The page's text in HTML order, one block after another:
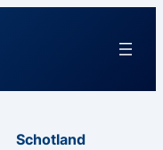
Schotland